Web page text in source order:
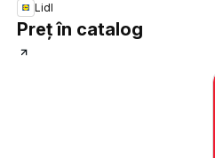
Lidl
Preț în catalog